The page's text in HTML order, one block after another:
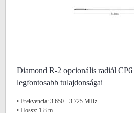
Diamond R-2 opcionális radiál CP6
legfontosabb tulajdonságai
• Frekvencia: 3.650 - 3.725 MHz
• Hossz: 1.8 m